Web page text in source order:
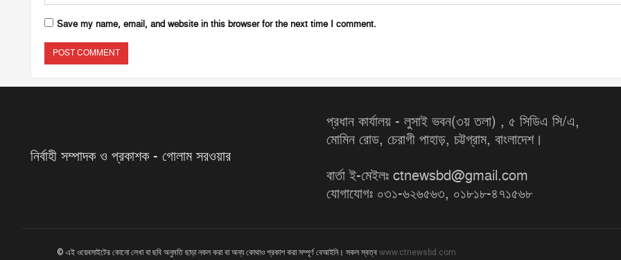
Save my name, email, and website in this browser for the next time I comment.
নির্বাহী সম্পাদক ও প্রকাশক - গোলাম সরওয়ার
প্রধান কার্যালয় - লুসাই ভবন(৩য় তলা) , ৫ সিডিএ সি/এ,
মোমিন রোড, চেরাগী পাহাড়, চট্টগ্রাম, বাংলাদেশ।
বার্তা ই-মেইলঃ ctnewsbd@gmail.com
যোগাযোগঃ ০৩১-৬২৬৫৬৩, ০১৮১৮-৪৭১৫৬৮
© এই ওয়েবসাইটের কোনো লেখা বা ছবি অনুমতি ছাড়া নকল করা বা অন্য কোথাও প্রকাশ করা সম্পূর্ণ বেআইনি। সকল স্বত্ব www.ctnewsbd.com